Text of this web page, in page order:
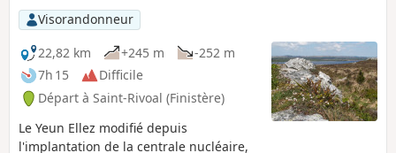
Visorandonneur
22,82 km
+245 m
-252 m
7h 15
Difficile
Départ à Saint-Rivoal (Finistère)
Le Yeun Ellez modifié depuis
l'implantation de la centrale nucléaire,